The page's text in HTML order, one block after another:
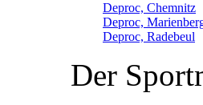
Deproc, Chemnitz
Deproc,
Deproc, Radebeul
Der